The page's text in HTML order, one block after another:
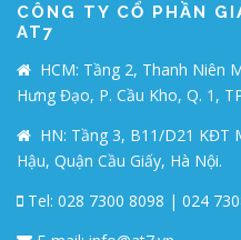
CÔNG TY CỔ PHẦN
AT7
HCM: Tầng 2, Thanh Niên
Hưng Đạo, P. Cầu Kho, Q. 1,
HN: Tầng 3, B11/D21 KĐT
Hậu, Quận Cầu Giấy, Hà Nội.
Tel: 028 7300 8098 | 024